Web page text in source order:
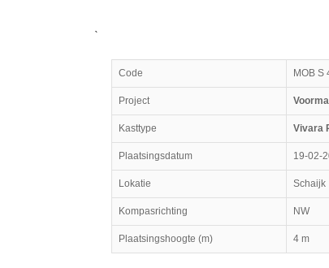
`
Code MOB S
Project
Kasttype Vivara
Plaatsingsdatum 19-02-
Lokatie Schaijk
Kompasrichting NW
Plaatsingshoogte (m) 4 m